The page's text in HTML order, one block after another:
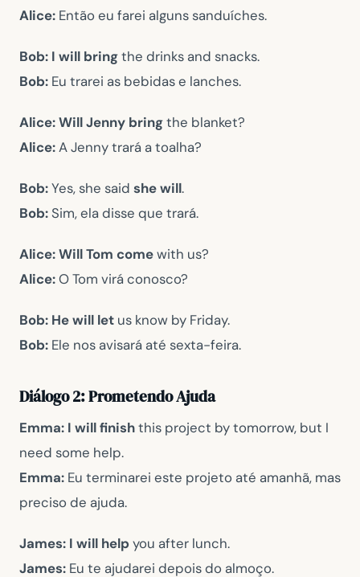
Alice: Então eu farei alguns sanduíches.
Bob: I will bringthe drinks and snacks.
Bob: Eu trarei as bebidas e lanches.
Alice:Will Jenny bringthe blanket?
Alice:A Jenny trará a toalha?
Bob:Yes, she said she will.
Bob: Sim, ela disse que trará.
Alice:Will Tom comewith us?
Alice:O Tom virá conosco?
Bob: He will let us know by Friday.
Bob: Ele nos avisará até sexta-feira.
Diálogo 2: Prometendo Ajuda
Emma: I will finishthis project by tomorrow, but I
need some help.
Emma: Eu terminarei este projeto até amanhã, mas
preciso de ajuda.
James: I will help you after lunch.
James: Eu te ajudarei depois do almoço.